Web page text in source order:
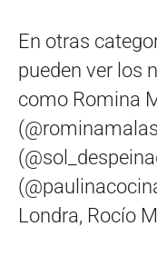
En otras
pueden ver los
como Romina
Londra, Rocío